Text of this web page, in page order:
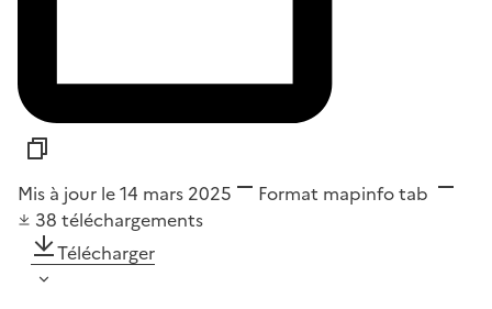
Mis à jour le 14 mars 2025 Format mapinfo tab
38 téléchargements
Télécharger